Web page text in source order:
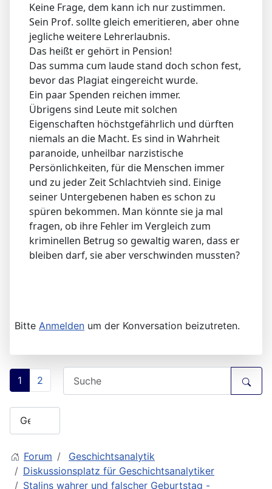
Keine Frage, dem kann ich nur zustimmen.
Sein Prof. sollte gleich emeritieren, aber ohne
jegliche weitere Lehrerlaubnis.
Das heißt er gehört in Pension!
Das summa cum laude stand doch schon fest,
bevor das Plagiat eingereicht wurde.
Ein paar Spenden reichen immer.
Übrigens sind Leute mit solchen
Eigenschaften höchstgefährlich und dürften
niemals an die Macht. Es sind in Wahrheit
paranoide, unheilbar narzistische
Persönlichkeiten, für die Menschen immer
und zu jeder Zeit Schlachtvieh sind. Einige
seiner Untergebenen haben es schon zu
spüren bekommen. Man könnte sie ja mal
fragen, ob ihre Fehler im Vergleich zum
kriminellen Betrug so gewaltig waren, dass er
bleiben darf, sie aber verschwinden mussten?
Bitte Anmelden um der Konversation beizutreten.
1 2
Forum
Geschichtsanalytik
Diskussionsplatz für Geschichtsanalytiker
Stalins wahrer und falscher Geburtstag -